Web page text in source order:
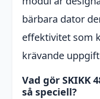
bärbara dator
effektivitet som
krävande
Vad gör SKIKK
så speciell?